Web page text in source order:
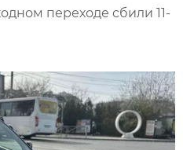
переходе сбили 11-